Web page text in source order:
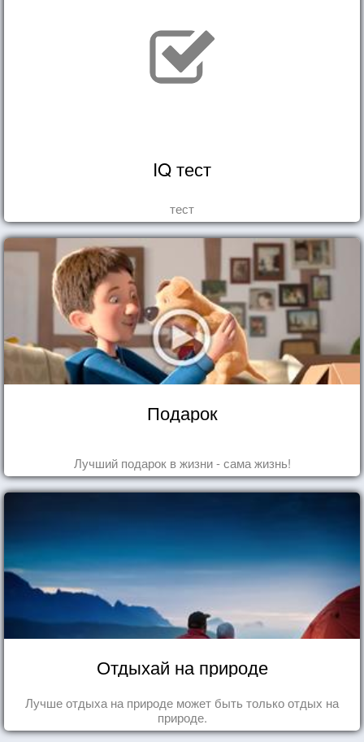
IQ тест
тест
Подарок
Лучший подарок в жизни - сама жизнь!
Отдыхай на природе
Лучше отдыха на природе может быть только отдых на
природе.